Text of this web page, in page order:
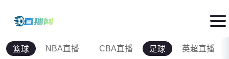
篮球 NBA直播 CBA直播 足球 英超直播